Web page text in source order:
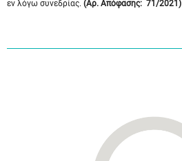
εν λόγω συνεδρίας. (Αρ. Απόφασης: 71/2021)